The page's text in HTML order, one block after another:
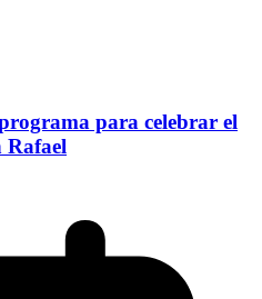
para celebrar el
Rafael